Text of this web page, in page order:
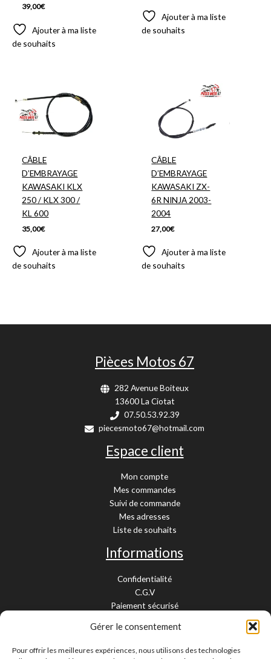
Gérer le consentement
Pour offrir les meilleures expériences, nous utilisons des technologies
39,00€
Ajouter à ma liste
de souhaits
Ajouter à ma liste
de souhaits
CÂBLE
D’EMBRAYAGE
KAWASAKI KLX
250 / KLX 300 /
KL 600
35,00€
Ajouter à ma liste
de souhaits
CÂBLE
D’EMBRAYAGE
KAWASAKI ZX-
6R NINJA 2003-
2004
27,00€
Ajouter à ma liste
de souhaits
Pièces Motos 67
282 Avenue Boiteux
13600 La Ciotat
07.50.53.92.39
piecesmoto67@hotmail.com
Espace client
Mon compte
Mes commandes
Suivi de commande
Mes adresses
Liste de souhaits
Informations
Confidentialité
C.G.V
Paiement sécurisé
Livraison et retour
Mentions légales